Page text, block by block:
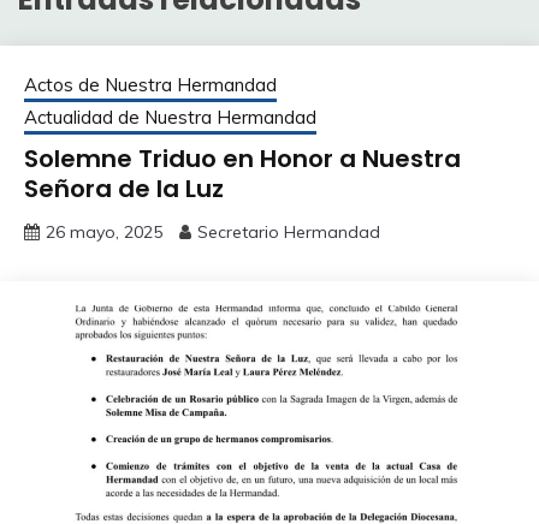
Actos de Nuestra Hermandad
Actualidad de Nuestra Hermandad
Solemne Triduo en Honor a Nuestra
Señora de la Luz
26 mayo, 2025 Secretario Hermandad